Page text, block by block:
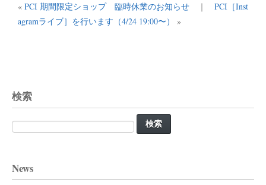
« PCI 期間限定ショップ 臨時休業のお知らせ ｜ PCI［Inst
agramライブ］を行います（4/24 19:00〜）
»
検索
検
索:
News